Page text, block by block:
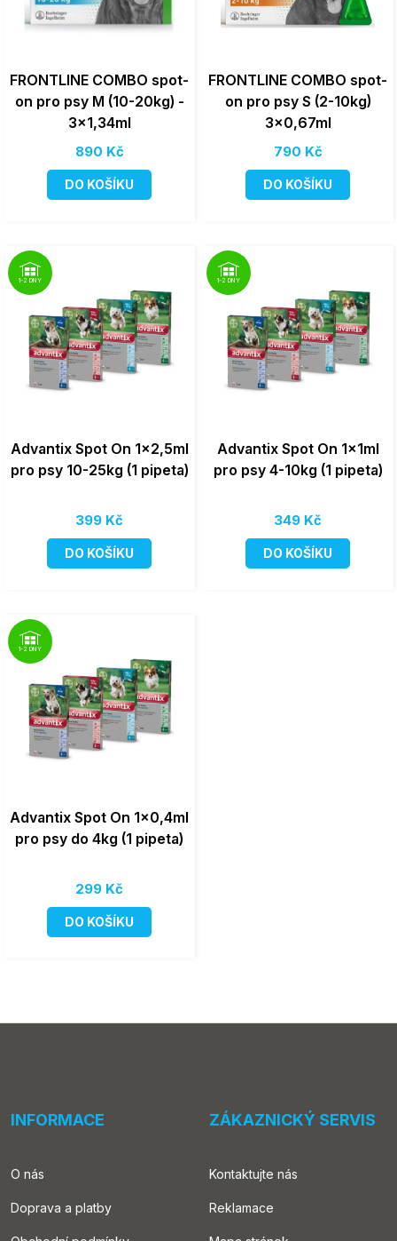
FRONTLINE COMBO spot-
on pro psy M (10-20kg) -
3x1,34ml
890 Kč
DO KOŠÍKU
FRONTLINE COMBO spot-
on pro psy S (2-10kg)
3x0,67ml
790 Kč
DO KOŠÍKU
1-2 DNY
Advantix Spot On 1x2,5ml
pro psy 10-25kg (1 pipeta)
399 Kč
DO KOŠÍKU
1-2 DNY
Advantix Spot On 1x1ml
pro psy 4-10kg (1 pipeta)
349 Kč
DO KOŠÍKU
1-2 DNY
Advantix Spot On 1x0,4ml
pro psy do 4kg (1 pipeta)
299 Kč
DO KOŠÍKU
INFORMACE
O nás
Doprava a platby
ZÁKAZNICKÝ SERVIS
Kontaktujte nás
Reklamace